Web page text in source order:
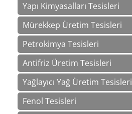
Yapı Kimyasalları Tesisleri
Mürekkep Üretim Tesisleri
Petrokimya Tesisleri
Antifriz Üretim Tesisleri
Yağlayıcı Yağ Üretim Tesisleri
Fenol Tesisleri